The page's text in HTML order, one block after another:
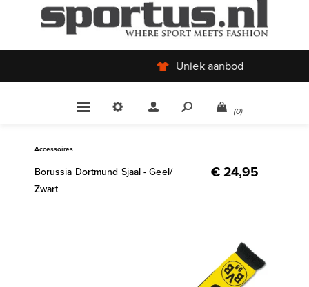
Uniek aanbod
(0)
Accessoires
Borussia Dortmund Sjaal - Geel/
Zwart
€ 24,95